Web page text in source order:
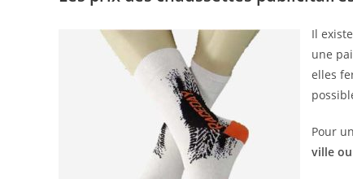
Il
une
elles
Pour
ville